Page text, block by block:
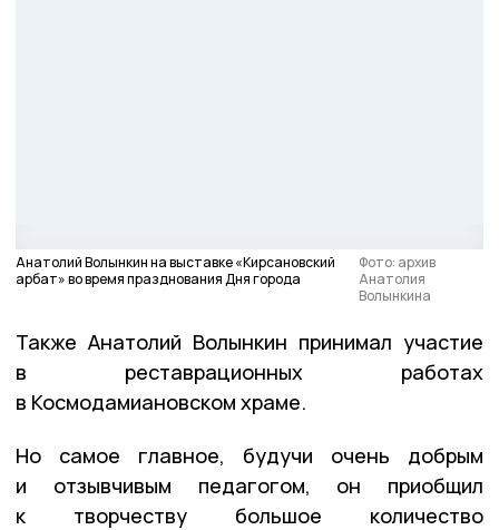
Анатолий Волынкин на выставке «Кирсановский
арбат» во время празднования Дня города
Фото: архив
Анатолия
Волынкина
Также Анатолий Волынкин принимал участие
в реставрационных работах
в Космодамиановском храме.
Но самое главное, будучи очень добрым
и отзывчивым педагогом, он приобщил
к творчеству большое количество